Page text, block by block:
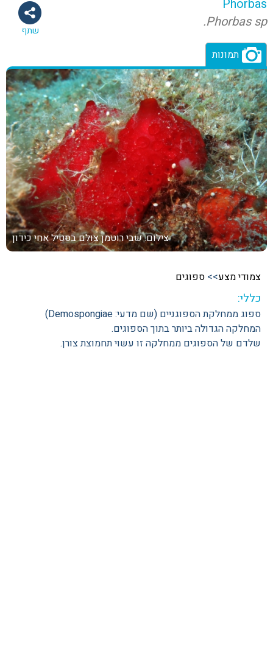
שתף
Phorbas
Phorbas sp.
תמונות
צילום: שבי רוטמןצולם בסטיל אחי כידון
צמודי מצע>> ספוגים
כללי:
ספוג ממחלקת הספוגניים (שם מדעי: Demospongiae)
המחלקה הגדולה ביותר בתוך הספוגים.
שלדם של הספוגים ממחלקה זו עשוי תחמוצת צורן.